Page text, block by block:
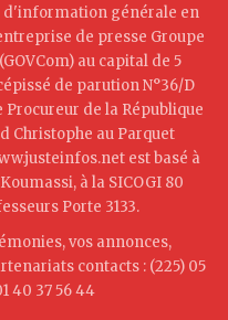
d'information générale en
de presse Groupe
au capital de 5
de parution N°36/D
Procureur de la République
Christophe au Parquet
est basé à
à la SICOGI 80
Porte 3133.
vos annonces,
contacts : (225) 05
40 37 56 44